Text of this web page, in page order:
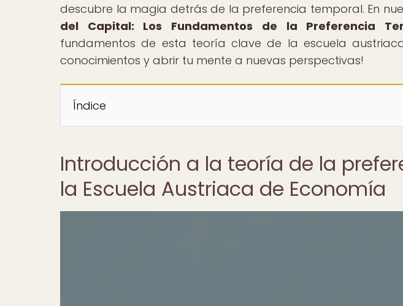
descubre la magia detrás de la preferencia temporal. En
del Capital: Los Fundamentos de la Preferencia
fundamentos de esta teoría clave de la escuela
conocimientos y abrir tu mente a nuevas perspectivas!
Índice
Introducción a la teoría de la
la Escuela Austriaca de Economía